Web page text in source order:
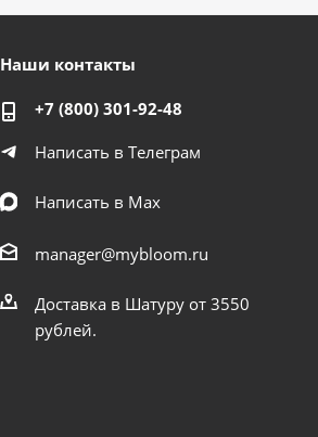
Наши контакты
+7 (800) 301-92-48
Написать в Телеграм
Написать в Мах
manager@mybloom.ru
Доставка в Шатуру от 3550
рублей.